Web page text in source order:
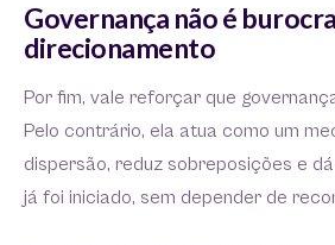
Governança não é
direcionamento
Por fim, vale reforçar que
Pelo contrário, ela atua como um
dispersão, reduz sobreposições e
já foi iniciado, sem depender de